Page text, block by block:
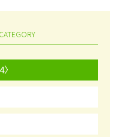
所様へ
CATEGORY